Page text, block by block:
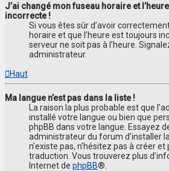
J’ai changé mon fuseau horaire et
incorrecte !
Si vous êtes sûr d’avoir
horaire et que l’heure est toujours
serveur ne soit pas à l’heure.
administrateur.
Haut
Ma langue n’est pas dans la liste !
La raison la plus probable est que
installé votre langue ou bien que
phpBB dans votre langue. Essayez
administrateur du forum d’installer
n’existe pas, n’hésitez pas à créer
traduction. Vous trouverez plus
Internet de phpBB®.